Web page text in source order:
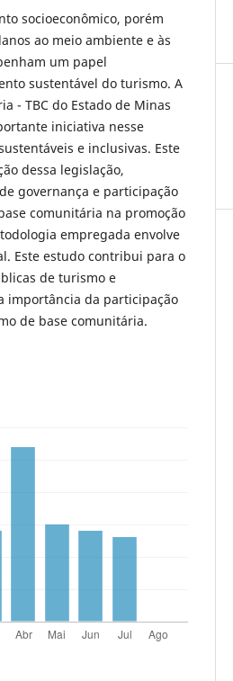
socioeconômico, porém
ao meio ambiente e às
um papel
sustentável do turismo. A
- TBC do Estado de Minas
iniciativa nesse
e inclusivas. Este
dessa legislação,
governança e participação
comunitária na promoção
empregada envolve
Este estudo contribui para o
de turismo e
importância da participação
de base comunitária.